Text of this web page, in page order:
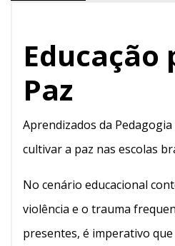
Educação
Paz
Aprendizados da
cultivar a paz nas escolas
No cenário educacional
violência e o trauma
presentes, é imperativo